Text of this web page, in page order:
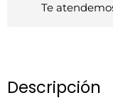
Te
Descripción